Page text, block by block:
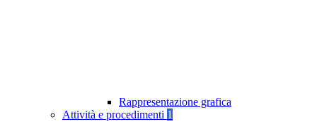
Rappresentazione grafica
Attività e procedimenti 1